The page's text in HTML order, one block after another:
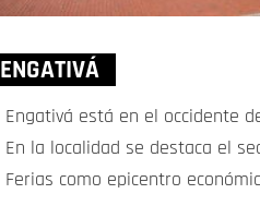
ENGATIVÁ
Engativá está en el occidente
En la localidad se destaca el
Ferias como epicentro